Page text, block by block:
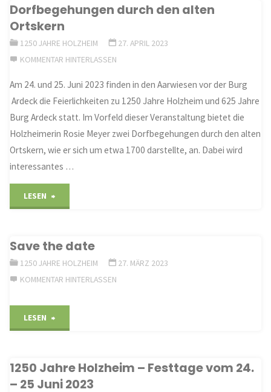
in
die
aus
dem
Stubaital"
Dorfbegehungen durch den alten
Ortskern
1250 JAHRE HOLZHEIM
27. APRIL 2023
KOMMENTAR HINTERLASSEN
Am 24. und 25. Juni 2023 finden in den Aarwiesen vor der Burg
Ardeck die Feierlichkeiten zu 1250 Jahre Holzheim und 625 Jahre
Burg Ardeck statt. Im Vorfeld dieser Veranstaltung bietet die
Holzheimerin Rosie Meyer zwei Dorfbegehungen durch den alten
Ortskern, wie er sich um etwa 1700 darstellte, an. Dabei wird
interessantes …
LESEN
den
Save the date
1250 JAHRE HOLZHEIM
27. MÄRZ 2023
KOMMENTAR HINTERLASSEN
LESEN
date"
1250 Jahre Holzheim – Festtage vom 24.
– 25 Juni 2023